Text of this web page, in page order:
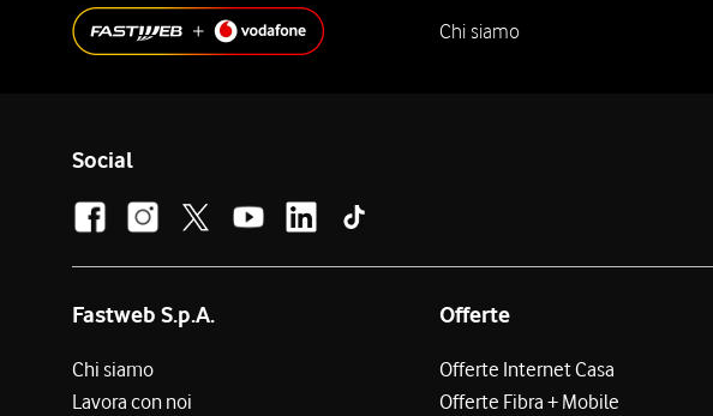
Chi siamo
Social
Fastweb S.p.A.
Chi siamo
Lavora con noi
Offerte
Offerte Internet Casa
Offerte Fibra + Mobile